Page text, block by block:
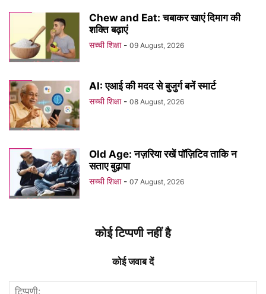
Chew and Eat: चबाकर खाएं दिमाग की
शक्ति बढ़ाएं
सच्ची शिक्षा - 09 August, 2026
AI: एआई की मदद से बुजुर्ग बनें स्मार्ट
सच्ची शिक्षा - 08 August, 2026
Old Age: नज़रिया रखें पॉज़िटिव ताकि न
सताए बुढ़ापा
सच्ची शिक्षा - 07 August, 2026
कोई टिप्पणी नहीं है
कोई जवाब दें